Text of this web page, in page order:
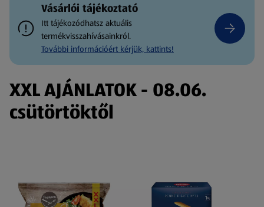
Vásárlói tájékoztató
Itt tájékozódhatsz aktuális
termékvisszahívásainkról.
További információért kérjük, kattints!
XXL AJÁNLATOK - 08.06.
csütörtöktől